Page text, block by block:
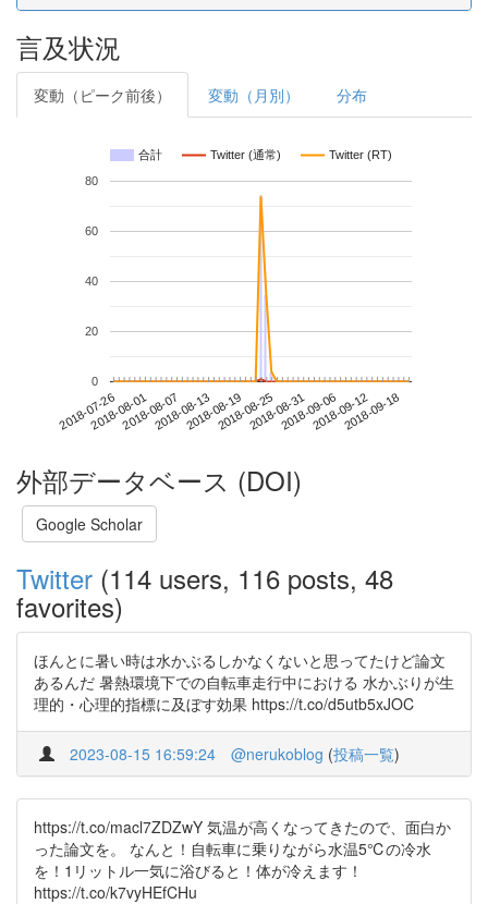
言及状況
変動（ピーク前後） 変動（月別） 分布
合計 Twitter (通常) Twitter (RT)
2018-07-262018-08-012018-08-072018-08-132018-08-192018-08-252018-08-312018-09-062018-09-122018-09-18
0
20
40
60
80
外部データベース (DOI)
Google Scholar
Twitter (114 users, 116 posts, 48
favorites)
ほんとに暑い時は水かぶるしかなくないと思ってたけど論文
あるんだ 暑熱環境下での自転車走行中における 水かぶりが生
理的・心理的指標に及ぼす効果 https://t.co/d5utb5xJOC
2023-08-15 16:59:24 @nerukoblog (投稿一覧)
https://t.co/macl7ZDZwY 気温が高くなってきたので、面白か
った論文を。 なんと！自転車に乗りながら水温5℃の冷水
を！1リットル一気に浴びると！体が冷えます！
https://t.co/k7vyHEfCHu